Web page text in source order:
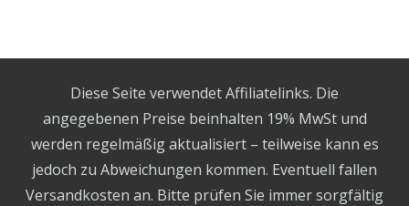
Diese Seite verwendet Affiliatelinks. Die
angegebenen Preise beinhalten 19% MwSt und
werden regelmäßig aktualisiert – teilweise kann es
jedoch zu Abweichungen kommen. Eventuell fallen
Versandkosten an. Bitte prüfen Sie immer sorgfältig